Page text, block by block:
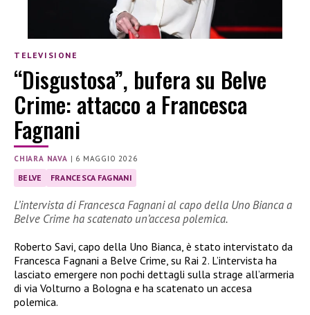
TELEVISIONE
“Disgustosa”, bufera su Belve
Crime: attacco a Francesca
Fagnani
CHIARA NAVA | 6 MAGGIO 2026
BELVE FRANCESCA FAGNANI
L’intervista di Francesca Fagnani al capo della Uno Bianca a
Belve Crime ha scatenato un’accesa polemica.
Roberto Savi, capo della Uno Bianca, è stato intervistato da
Francesca Fagnani a Belve Crime, su Rai 2. L’intervista ha
lasciato emergere non pochi dettagli sulla strage all’armeria
di via Volturno a Bologna e ha scatenato un accesa
polemica.